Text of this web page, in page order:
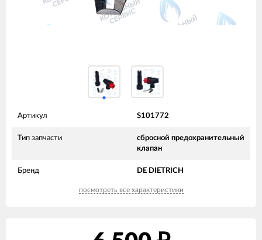
Артикул S101772
Тип запчасти
сбросной предохранительный
клапан
Бренд DE DIETRICH
посмотреть все характеристики